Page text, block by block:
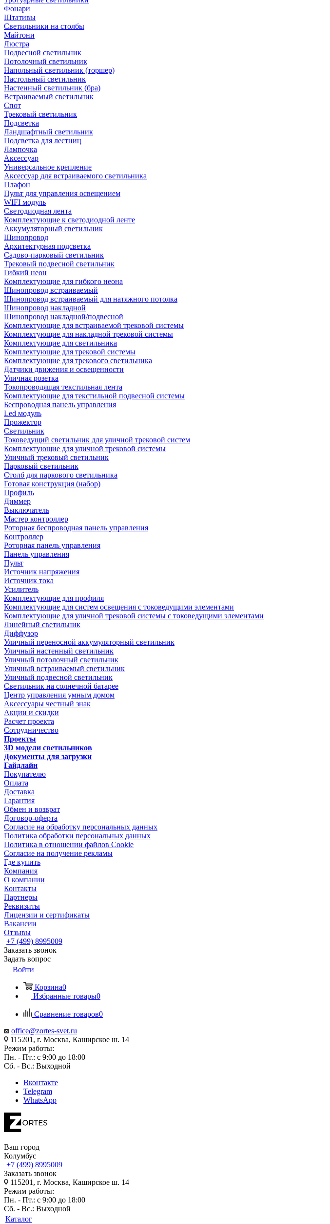
Фонари
Штативы
Светильники на столбы
Майтони
Люстра
Подвесной светильник
Потолочный светильник
Напольный светильник (торшер)
Настольный светильник
Настенный светильник (бра)
Встраиваемый светильник
Спот
Трековый светильник
Подсветка
Ландшафтный светильник
Подсветка для лестниц
Лампочка
Аксессуар
Универсальное крепление
Аксессуар для встраиваемого светильника
Плафон
Пульт для управления освещением
WIFI модуль
Светодиодная лента
Комплектующие к светодиодной ленте
Аккумуляторный светильник
Шинопровод
Архитектурная подсветка
Садово-парковый светильник
Трековый подвесной светильник
Гибкий неон
Комплектующие для гибкого неона
Шинопровод встраиваемый
Шинопровод встраиваемый для натяжного потолка
Шинопровод накладной
Шинопровод накладной/подвесной
Комплектующие для встраиваемой трековой системы
Комплектующие для накладной трековой системы
Комплектующие для светильника
Комплектующие для трековой системы
Комплектующие для трекового светильника
Датчики движения и освещенности
Уличная розетка
Токопроводящая текстильная лента
Комплектующие для текстильной подвесной системы
Беспроводная панель управления
Led модуль
Прожектор
Светильник
Токоведущий светильник для уличной трековой систем
Комплектующие для уличной трековой системы
Уличный трековый светильник
Парковый светильник
Столб для паркового светильника
Готовая конструкция (набор)
Профиль
Диммер
Выключатель
Мастер контроллер
Роторная беспроводная панель управления
Контроллер
Роторная панель управления
Панель управления
Пульт
Источник напряжения
Источник тока
Усилитель
Комплектующие для профиля
Комплектующие для систем освещения с токоведущими элементами
Комплектующие для уличной трековой системы с токоведущими элементами
Линейный светильник
Диффузор
Уличный переносной аккумуляторный светильник
Уличный настенный светильник
Уличный потолочный светильник
Уличный встраиваемый светильник
Уличный подвесной светильник
Светильник на солнечной батарее
Центр управления умным домом
Аксессуары честный знак
Акции и скидки
Расчет проекта
Сотрудничество
Проекты
3D модели светильников
Документы для загрузки
Гайдлайн
Покупателю
Оплата
Доставка
Гарантия
Обмен и возврат
Договор-оферта
Согласие на обработку персональных данных
Политика обработки персональных данных
Политика в отношении файлов Cookie
Согласие на получение рекламы
Где купить
Компания
О компании
Контакты
Партнеры
Реквизиты
Лицензии и сертификаты
Вакансии
Отзывы
+7 (499) 8995009
Заказать звонок
Задать вопрос
Войти
Корзина0
Избранные товары0
Сравнение товаров0
office@zortes-svet.ru
115201, г. Москва, Каширское ш. 14
Режим работы:
Пн. - Пт.: с 9:00 до 18:00
Сб. - Вс.: Выходной
Вконтакте
Telegram
WhatsApp
Ваш город
Колумбус
+7 (499) 8995009
Заказать звонок
115201, г. Москва, Каширское ш. 14
Режим работы:
Пн. - Пт.: с 9:00 до 18:00
Сб. - Вс.: Выходной
Каталог